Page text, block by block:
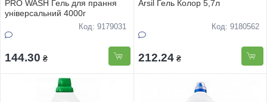
PRO WASH Гель для прання
універсальний 4000г
Код: 9179031
144.30 ₴
Arsil Гель Колор 5,7л
Код: 9180562
212.24 ₴